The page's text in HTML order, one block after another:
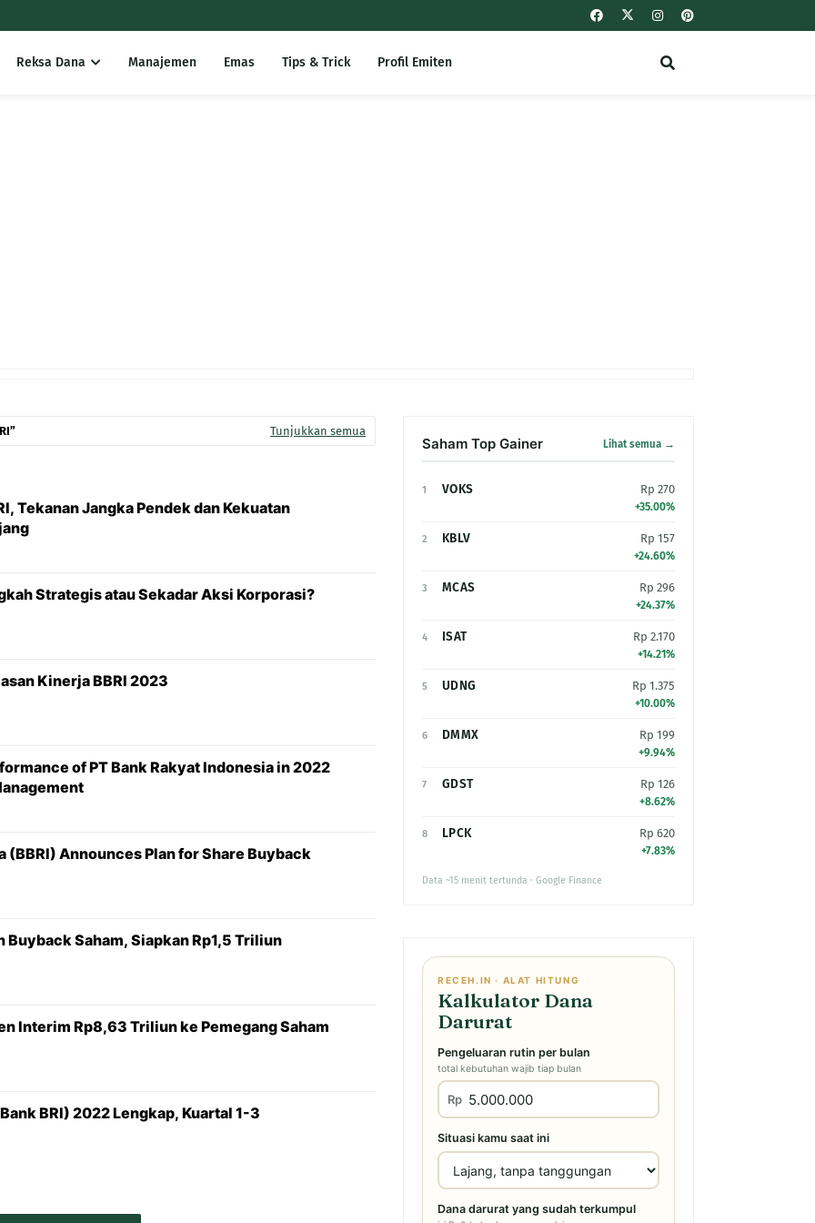
Reksa Dana Manajemen Emas Tips & Trick Profil Emiten
Tunjukkan semua
Tekanan Jangka Pendek dan Kekuatan
Strategis atau Sekadar Aksi Korporasi?
Kinerja BBRI 2023
of PT Bank Rakyat Indonesia in 2022
(BBRI) Announces Plan for Share Buyback
Buyback Saham, Siapkan Rp1,5 Triliun
Interim Rp8,63 Triliun ke Pemegang Saham
BRI) 2022 Lengkap, Kuartal 1-3
Saham Top Gainer Lihat semua →
1 VOKS Rp 270
+35.00%
2 KBLV Rp 157
+24.60%
3 MCAS Rp 296
+24.37%
4 ISAT Rp 2.170
+14.21%
5 UDNG Rp 1.375
+10.00%
6 DMMX Rp 199
+9.94%
7 GDST Rp 126
+8.62%
8 LPCK Rp 620
+7.83%
Data ~15 menit tertunda · Google Finance
RECEH.IN · ALAT HITUNG
Kalkulator Dana
Darurat
Pengeluaran rutin per bulan
total kebutuhan wajib tiap bulan
Rp
Situasi kamu saat ini
Dana darurat yang sudah terkumpul